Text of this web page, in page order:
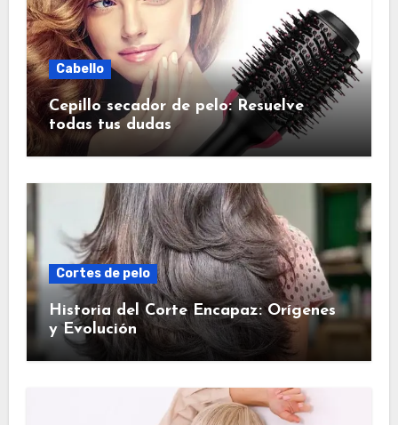
Cabello
Cepillo secador de pelo: Resuelve
todas tus dudas
Cortes de pelo
Historia del Corte Encapaz: Orígenes
y Evolución